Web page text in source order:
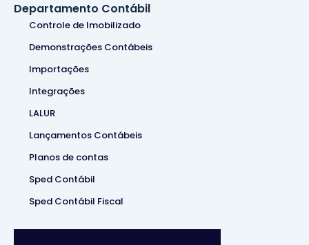
Departamento Contábil
Controle de Imobilizado
Demonstrações Contábeis
Importações
Integrações
LALUR
Lançamentos Contábeis
Planos de contas
Sped Contábil
Sped Contábil Fiscal